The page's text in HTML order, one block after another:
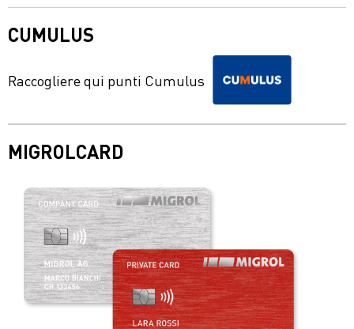
CUMULUS
Raccogliere qui punti Cumulus
MIGROLCARD